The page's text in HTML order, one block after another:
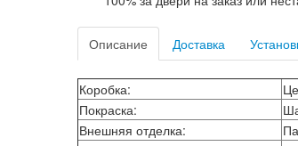
Описание Доставка
Коробка:
Покраска:
Внешняя отделка: